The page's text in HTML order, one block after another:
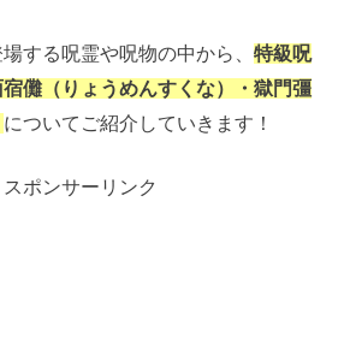
場する呪霊や呪物の中から、特級呪
宿儺（りょうめんすくな）・獄門彊
についてご紹介していきます！
スポンサーリンク